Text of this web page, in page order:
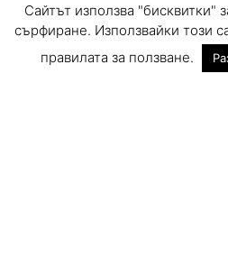
Сайтът използва "бисквитки"
сърфиране. Използвайки този
правилата за ползване.